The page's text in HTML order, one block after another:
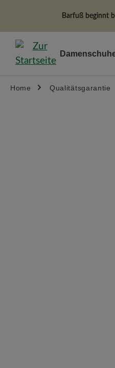
ZurBarfuß beginnt
Home Qualitätsgarantie